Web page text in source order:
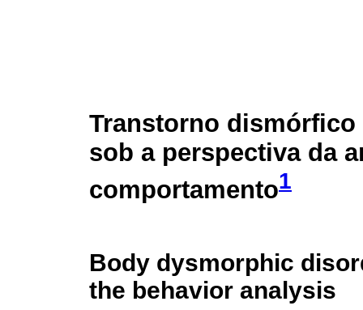
Transtorno
sob a perspectiva da
comportamento1
Body dysmorphic
the behavior analysis